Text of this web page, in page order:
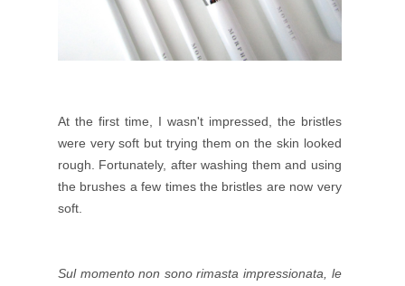
At the first time, I wasn't impressed, the bristles
were very soft but trying them on the skin looked
rough. Fortunately, after washing them and using
the brushes a few times the bristles are now very
soft.
Sul momento non sono rimasta impressionata, le